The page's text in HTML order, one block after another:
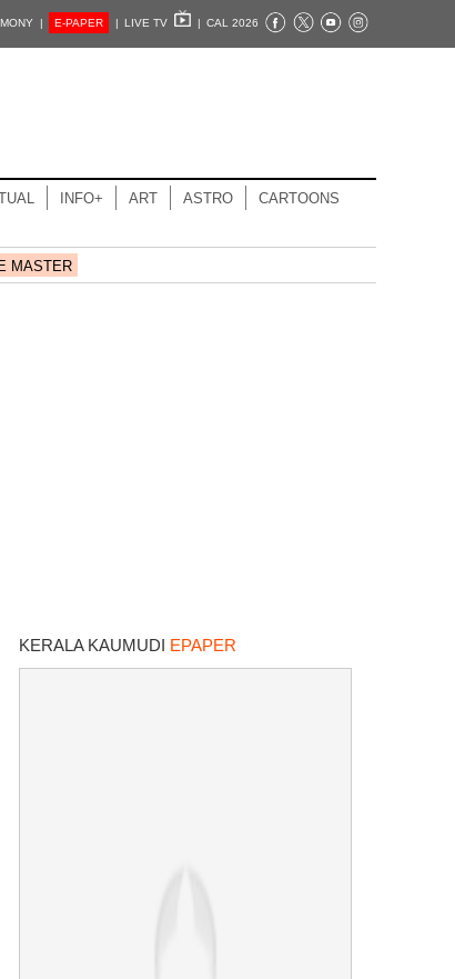
| E-PAPER | LIVE TV | CAL 2026
INFO+ ART ASTRO CARTOONS
MASTER
KERALA KAUMUDI EPAPER